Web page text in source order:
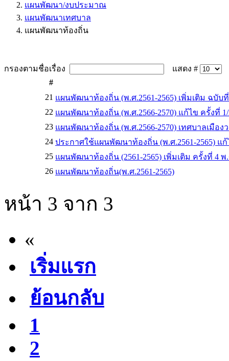
แผนพัฒนา/งบประมาณ
แผนพัฒนาเทศบาล
แผนพัฒนาท้องถิ่น
กรองตามชื่อเรื่อง
แสดง #
#
21 แผนพัฒนาท้องถิ่น (พ.ศ.2561-2565) เพิ่มเติม ฉบับ
22 แผนพัฒนาท้องถิ่น (พ.ศ.2566-2570) แก้ไข ครั้งที่
23 แผนพัฒนาท้องถิ่น (พ.ศ.2566-2570) เทศบาลเมือง
24 ประกาศใช้แผนพัฒนาท้องถิ่น (พ.ศ.2561-2565) แก้
25 แผนพัฒนาท้องถิ่น (2561-2565) เพิ่มเติม ครั้งที่ 4 พ
26 แผนพัฒนาท้องถิ่น(พ.ศ.2561-2565)
หน้า 3 จาก 3
«
เริ่มแรก
ย้อนกลับ
1
2